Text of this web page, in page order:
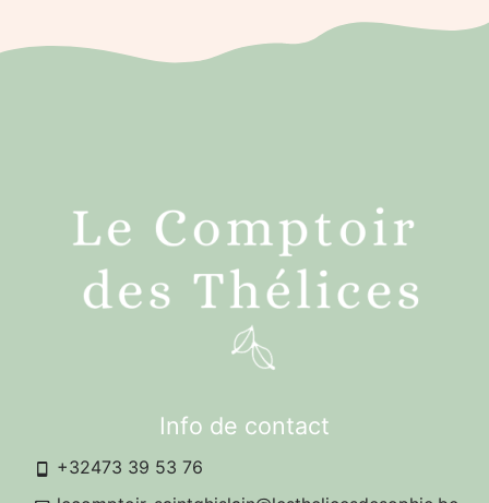
Info de contact
+32473 39 53 76